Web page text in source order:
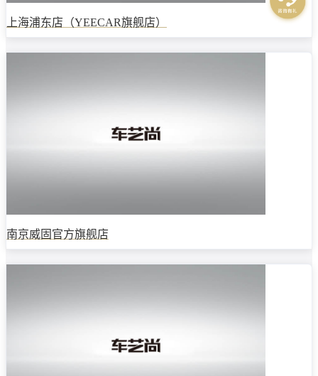
上海浦东店（YEECAR旗舰店）
南京威固官方旗舰店